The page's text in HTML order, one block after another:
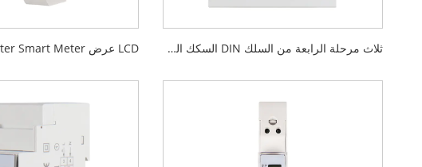
ثلاث مرحلة الرابعة من السلك DIN السكك الحديدية متعددة الوظائف